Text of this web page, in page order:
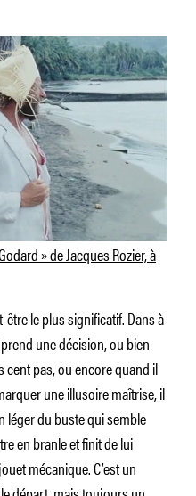
» de Jacques Rozier, à
le plus significatif. Dans à
une décision, ou bien
cent pas, ou encore quand il
une illusoire maîtrise, il
léger du buste qui semble
en branle et finit de lui
mécanique. C’est un